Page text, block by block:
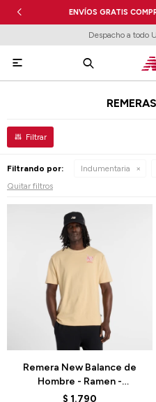
ENVÍOS GRATIS
Despacho a todo

Filtrando por: Indumentaria
Quitar filtros
Remera New Balance de
Hombre - Ramen -
MT61H51DABC - ELD
$ 1.790